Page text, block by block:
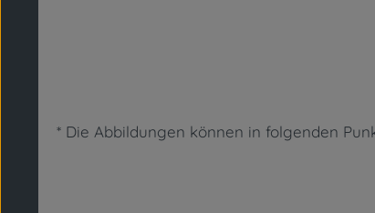
* Die Abbildungen können in folgenden